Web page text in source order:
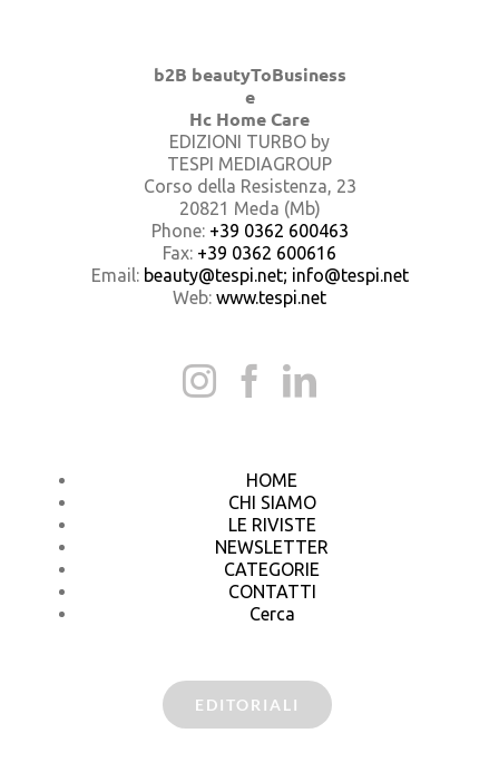
b2B beautyToBusiness
e
Hc Home Care
EDIZIONI TURBO by
TESPI MEDIAGROUP
Corso della Resistenza, 23
20821 Meda (Mb)
Phone: +39 0362 600463
Fax: +39 0362 600616
Email: beauty@tespi.net; info@tespi.net
Web: www.tespi.net
HOME
CHI SIAMO
LE RIVISTE
NEWSLETTER
CATEGORIE
CONTATTI
Cerca
EDITORIALI